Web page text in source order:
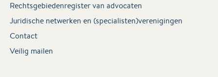
Rechtsgebiedenregister van advocaten
Juridische netwerken en (specialisten)verenigingen
Contact
Veilig mailen